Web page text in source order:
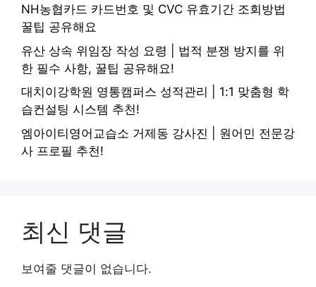
NH농협카드 카드번호 및 CVC 유효기간 조회방법
꿀팁 공유해요
유산 상속 위임장 작성 요령 | 법적 분쟁 방지를 위
한 필수 사항, 꿀팁 공유해요!
대치이강학원 영통캠퍼스 성적관리 | 1:1 맞춤형 학
습컨설팅 시스템 추천!
엠아이티영어교습소 거제동 강사진 | 원어민 전문강
사 프로필 추천!
최신 댓글
보여줄 댓글이 없습니다.